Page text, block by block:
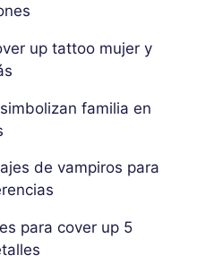
up tattoo mujer y
familia en
de vampiros para
para cover up 5